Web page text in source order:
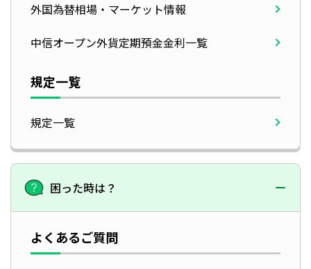
外国為替相場・マーケット情報
中信オープン外貨定期預金金利一覧
規定一覧
規定一覧
困った時は？
よくあるご質問